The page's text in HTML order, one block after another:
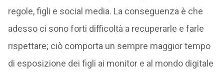
regole, figli e social media. La conseguenza è che
adesso ci sono forti difficoltà a recuperarle e farle
rispettare; ciò comporta un sempre maggior tempo
di esposizione dei figli ai monitor e al mondo digitale